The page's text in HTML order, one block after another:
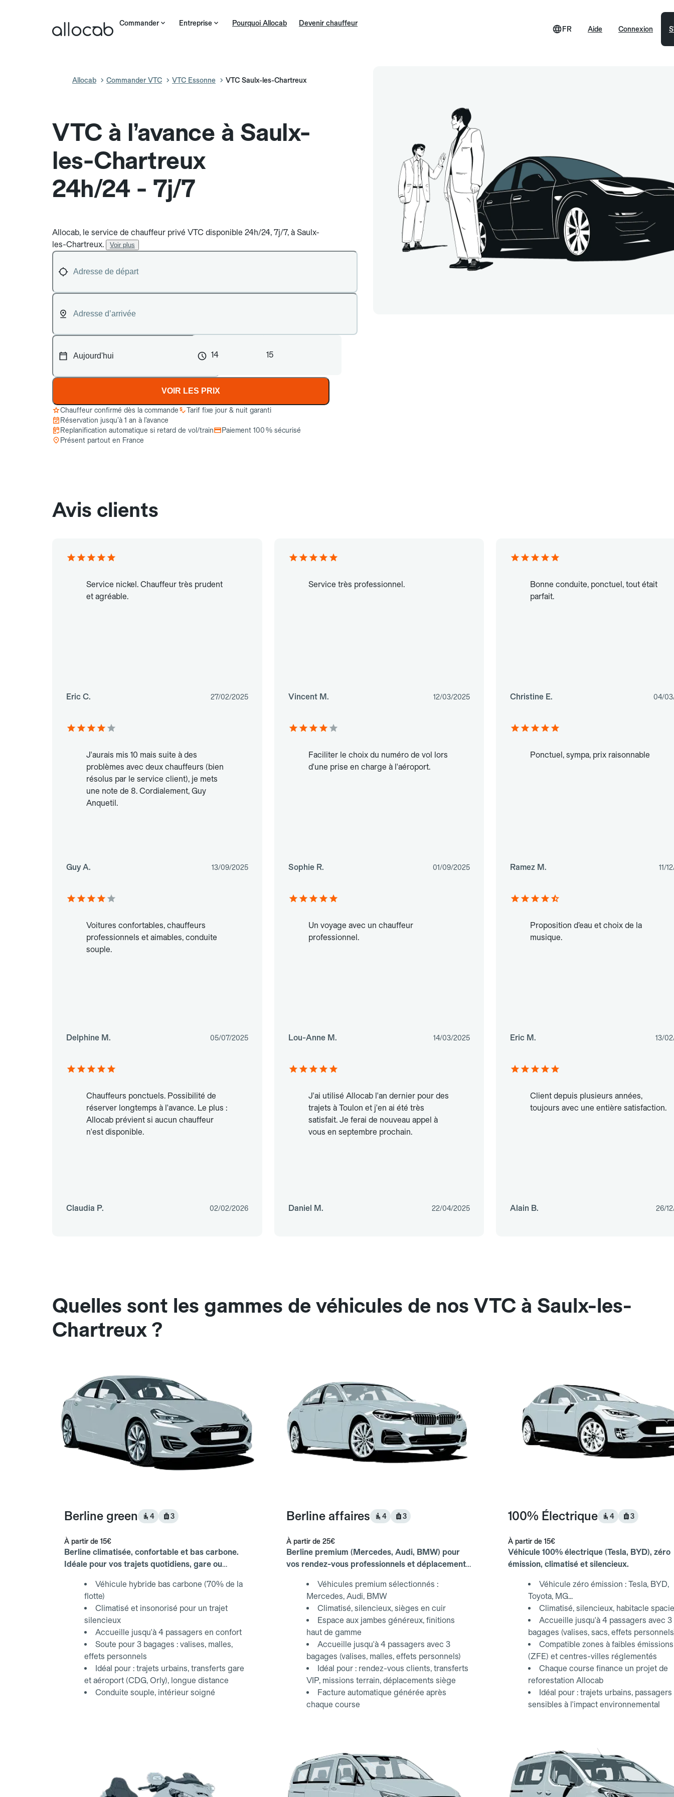
Commander Entreprise Pourquoi Allocab Devenir chauffeur
Aide
FR Connexion
Allocab Commander VTC VTC Essonne VTC Saulx-les-Chartreux
VTC à l’avance à Saulx-
les-Chartreux
24h/24 - 7j/7
Allocab, le service de chauffeur privé VTC disponible 24h/24, 7j/7, à Saulx-
les-Chartreux.
Voir plus
14 15
VOIR LES PRIX
Chauffeur confirmé dès la commande
Tarif fixe jour & nuit garanti
Réservation jusqu’à 1 an à l’avance
Replanification automatique si retard de vol/train
Paiement 100 % sécurisé
Présent partout en France
Avis clients
Service nickel. Chauffeur très prudent
et agréable.
Eric C. 27/02/2025
Service très professionnel.
Vincent M. 12/03/2025
Bonne conduite, ponctuel, tout était
parfait.
Christine E. 04/
J'aurais mis 10 mais suite à des
problèmes avec deux chauffeurs (bien
résolus par le service client), je mets
une note de 8. Cordialement, Guy
Anquetil.
Guy A. 13/09/2025
Faciliter le choix du numéro de vol lors
d'une prise en charge à l'aéroport.
Sophie R. 01/09/2025
Ponctuel, sympa, prix raisonnable
Ramez M. 11/
Voitures confortables, chauffeurs
professionnels et aimables, conduite
souple.
Delphine M. 05/07/2025
Un voyage avec un chauffeur
professionnel.
Lou-Anne M. 14/03/2025
Proposition d’eau et choix de la
musique.
Eric M. 13/
Chauffeurs ponctuels. Possibilité de
réserver longtemps à l'avance. Le plus :
Allocab prévient si aucun chauffeur
n'est disponible.
Claudia P. 02/02/2026
J'ai utilisé Allocab l'an dernier pour des
trajets à Toulon et j'en ai été très
satisfait. Je ferai de nouveau appel à
vous en septembre prochain.
Daniel M. 22/04/2025
Client depuis plusieurs années,
toujours avec une entière satisfaction.
Alain B. 26/
Quelles sont les gammes de véhicules de nos VTC à Saulx-les-
Chartreux ?
Berline green 4 3
À partir de 15€
Berline climatisée, confortable et bas carbone.
Idéale pour vos trajets quotidiens, gare ou
Véhicule hybride bas carbone (70% de la
flotte)
Climatisé et insonorisé pour un trajet
silencieux
Accueille jusqu'à 4 passagers en confort
Soute pour 3 bagages : valises, malles,
effets personnels
Idéal pour : trajets urbains, transferts gare
et aéroport (CDG, Orly), longue distance
Conduite souple, intérieur soigné
Berline affaires 4 3
À partir de 25€
Berline premium (Mercedes, Audi, BMW) pour
vos rendez-vous professionnels et déplacements
Véhicules premium sélectionnés :
Mercedes, Audi, BMW
Climatisé, silencieux, sièges en cuir
Espace aux jambes généreux, finitions
haut de gamme
Accueille jusqu'à 4 passagers avec 3
bagages (valises, malles, effets personnels)
Idéal pour : rendez-vous clients, transferts
VIP, missions terrain, déplacements siège
Facture automatique générée après
chaque course
100% Électrique 4 3
À partir de 15€
Véhicule 100% électrique (Tesla, BYD), zéro
émission, climatisé et silencieux.
Véhicule zéro émission : Tesla, BYD,
Toyota, MG...
Climatisé, silencieux, habitacle
Accueille jusqu'à 4 passagers avec 3
bagages (valises, sacs, effets
Compatible zones à faibles émissions
(ZFE) et centres-villes réglementés
Chaque course finance un projet de
reforestation Allocab
Idéal pour : trajets urbains, passagers
sensibles à l'impact environnemental